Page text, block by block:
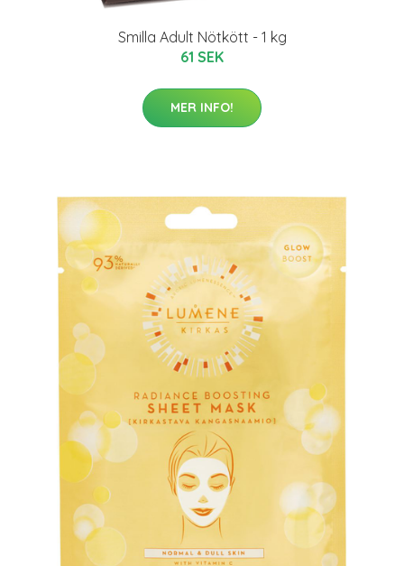
Smilla Adult Nötkött - 1 kg
61 SEK
MER INFO!